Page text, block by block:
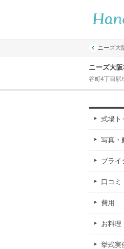
ニーズ大
ニーズ大
谷町4丁目駅
式場ト
写真・
ブライ
口コミ
費用
お料理
挙式実